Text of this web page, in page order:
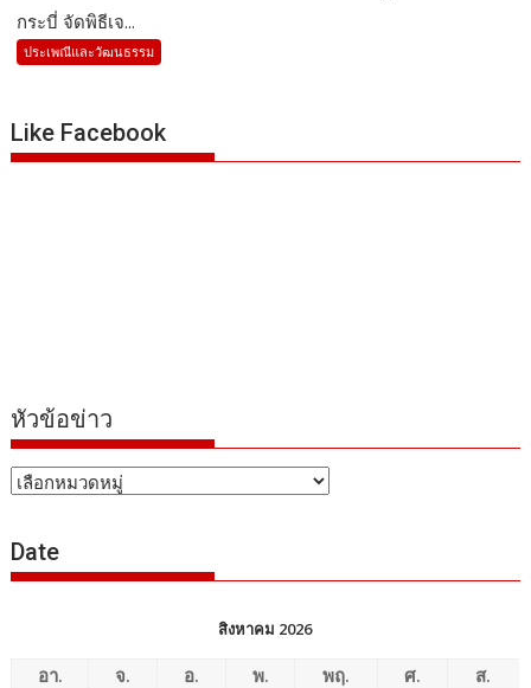
กระบี่ จัดพิธีเจ...
ประเพณีและวัฒนธรรม
Like Facebook
หัวข้อข่าว
หัวข้อ
Date
สิงหาคม 2026
อา. จ. อ. พ. พฤ. ศ.
ส.